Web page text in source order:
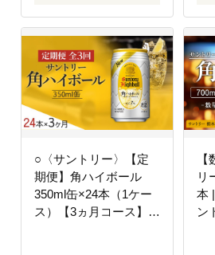
○〈サントリー〉【定
期便】角ハイボール
350ml缶×24本（1ケー
ス）【3ヵ月コース】|
リ
本 | お酒 ウイスキー サ
ン